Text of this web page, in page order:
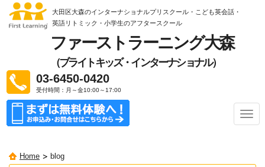
大田区大森のインターナショナルプリスクール・こども英会話・
英語リトミック ・小学生のアフタースクール
ファーストラーニング大森
（ブライトキッズ・インターナショナル）
03-6450-0420
受付時間：月～金10:00～17:00
ナ
ビ
Home blog